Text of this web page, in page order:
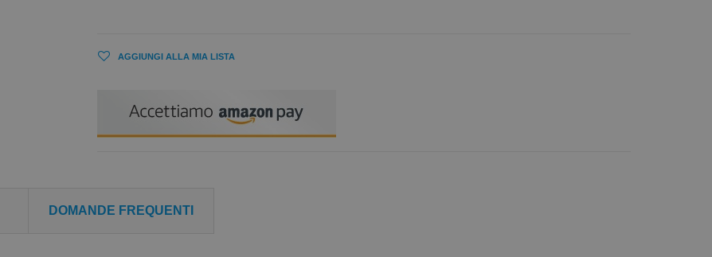
AGGIUNGI ALLA MIA LISTA
DOMANDE FREQUENTI